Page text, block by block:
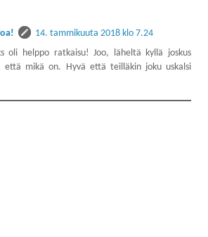
14. tammikuuta 2018 klo 7.24
oli helppo ratkaisu! Joo, läheltä kyllä joskus
että mikä on. Hyvä että teilläkin joku uskalsi